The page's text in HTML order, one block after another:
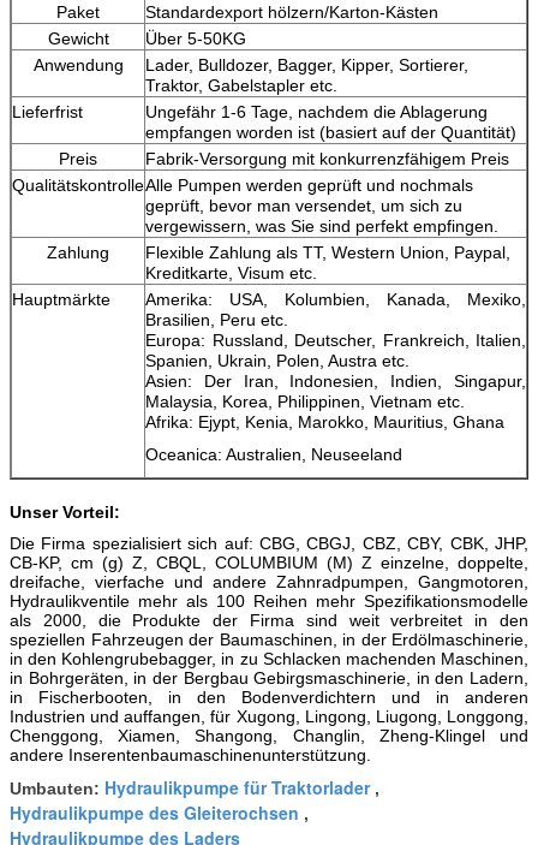
Paket
Standardexport hölzern/Karton-Kästen
Gewicht
Über 5-50KG
Anwendung
Lader, Bulldozer, Bagger, Kipper, Sortierer,
Traktor, Gabelstapler etc.
Lieferfrist
Ungefähr 1-6 Tage, nachdem die Ablagerung
empfangen worden ist (basiert auf der Quantität)
Preis
Fabrik-Versorgung mit konkurrenzfähigem Preis
QualitätskontrolleAlle Pumpen werden geprüft und nochmals
geprüft, bevor man versendet, um sich zu
vergewissern, was Sie sind perfekt empfingen.
Zahlung
Flexible Zahlung als TT, Western Union, Paypal,
Kreditkarte, Visum etc.
Hauptmärkte
Amerika: USA, Kolumbien, Kanada, Mexiko,
Brasilien, Peru etc.
Europa: Russland, Deutscher, Frankreich, Italien,
Spanien, Ukrain, Polen, Austra etc.
Asien: Der Iran, Indonesien, Indien, Singapur,
Malaysia, Korea, Philippinen, Vietnam etc.
Afrika: Ejypt, Kenia, Marokko, Mauritius, Ghana
Oceanica: Australien, Neuseeland
Unser Vorteil:
Die Firma spezialisiert sich auf: CBG, CBGJ, CBZ, CBY, CBK, JHP,
CB-KP, cm (g) Z, CBQL, COLUMBIUM (M) Z einzelne, doppelte,
dreifache, vierfache und andere Zahnradpumpen, Gangmotoren,
Hydraulikventile mehr als 100 Reihen mehr Spezifikationsmodelle
als 2000, die Produkte der Firma sind weit verbreitet in den
speziellen Fahrzeugen der Baumaschinen, in der Erdölmaschinerie,
in den Kohlengrubebagger, in zu Schlacken machenden Maschinen,
in Bohrgeräten, in der Bergbau Gebirgsmaschinerie, in den Ladern,
in Fischerbooten, in den Bodenverdichtern und in anderen
Industrien und auffangen, für Xugong, Lingong, Liugong, Longgong,
Chenggong, Xiamen, Shangong, Changlin, Zheng-Klingel und
andere Inserentenbaumaschinenunterstützung.
Umbauten: Hydraulikpumpe für Traktorlader,
Hydraulikpumpe des Gleiterochsen ,
Hydraulikpumpe des Laders